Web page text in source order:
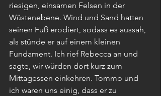
riesigen, einsamen Felsen in der
Wüstenebene. Wind und Sand hatten
seinen Fuß erodiert, sodass es aussah,
als stünde er auf einem kleinen
Fundament. Ich rief Rebecca an und
sagte, wir würden dort kurz zum
Mittagessen einkehren. Tommo und
ich waren uns einig, dass er zu